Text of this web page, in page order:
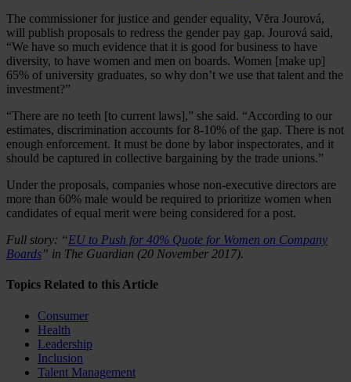
The commissioner for justice and gender equality, Vĕra Jourová,
will publish proposals to redress the gender pay gap. Jourová said,
“We have so much evidence that it is good for business to have
diversity, to have women and men on boards. Women [make up]
65% of university graduates, so why don’t we use that talent and the
investment?”
“There are no teeth [to current laws],” she said. “According to our
estimates, discrimination accounts for 8-10% of the gap. There is not
enough enforcement. It must be done by labor inspectorates, and it
should be captured in collective bargaining by the trade unions.”
Under the proposals, companies whose non-executive directors are
more than 60% male would be required to prioritize women when
candidates of equal merit were being considered for a post.
Full story: “EU to Push for 40% Quote for Women on Company
Boards” in The Guardian (20 November 2017).
Topics Related to this Article
Consumer
Health
Leadership
Inclusion
Talent Management